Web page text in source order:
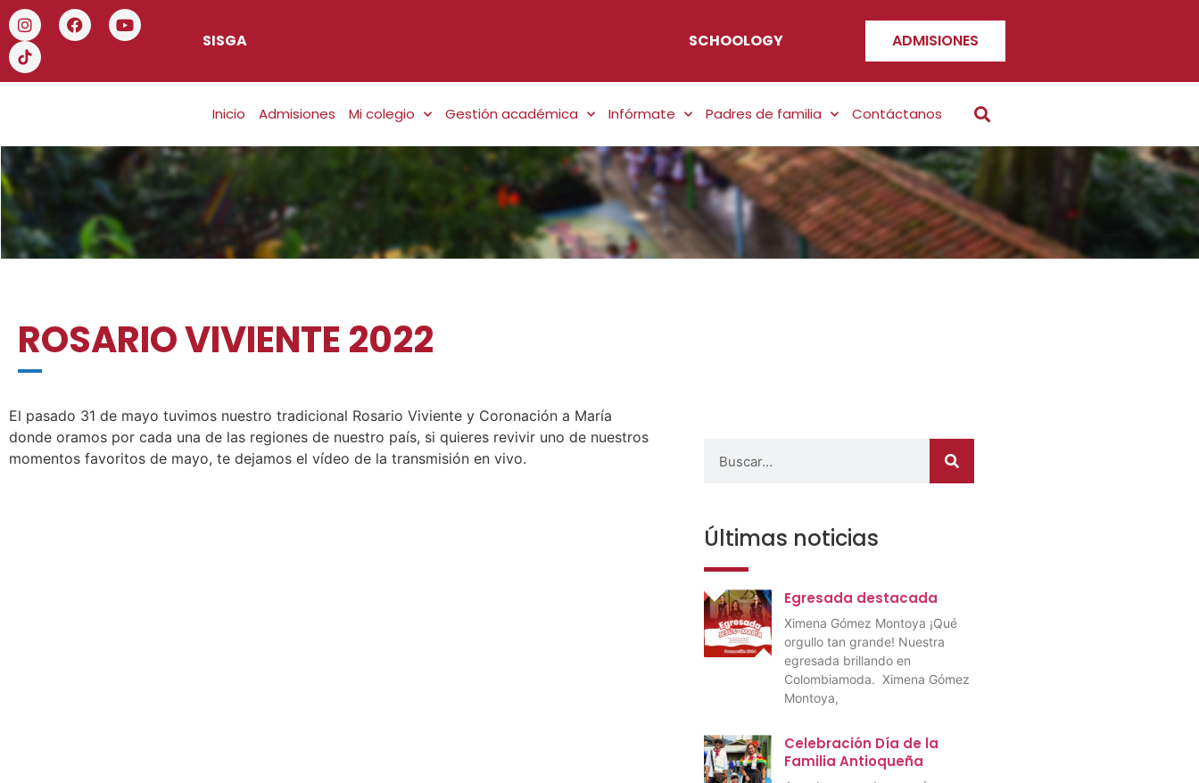
SISGA SCHOOLOGY ADMISIONES
Inicio Admisiones Mi colegio Gestión académica Infórmate Padres de familia Contáctanos
ROSARIO VIVIENTE 2022
El pasado 31 de mayo tuvimos nuestro tradicional Rosario Viviente y Coronación a María
donde oramos por cada una de las regiones de nuestro país, si quieres revivir uno de nuestros
momentos favoritos de mayo, te dejamos el vídeo de la transmisión en vivo.
Últimas noticias
Egresada destacada
Ximena Gómez Montoya ¡Qué
orgullo tan grande! Nuestra
egresada brillando en
Colombiamoda. Ximena Gómez
Montoya,
Celebración Día de la
Familia Antioqueña